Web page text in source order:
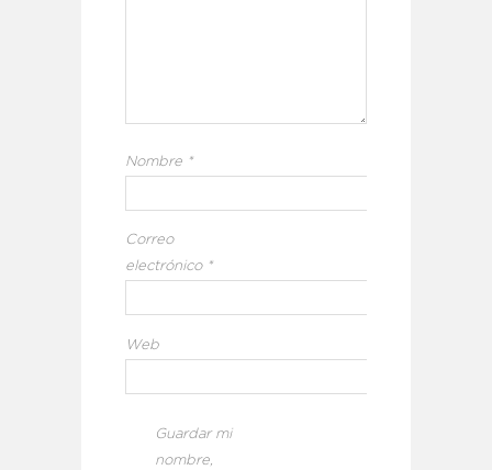
Nombre *
Correo
electrónico *
Web
Guardar mi
nombre,